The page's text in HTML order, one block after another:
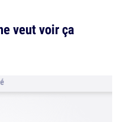
veut voir ça